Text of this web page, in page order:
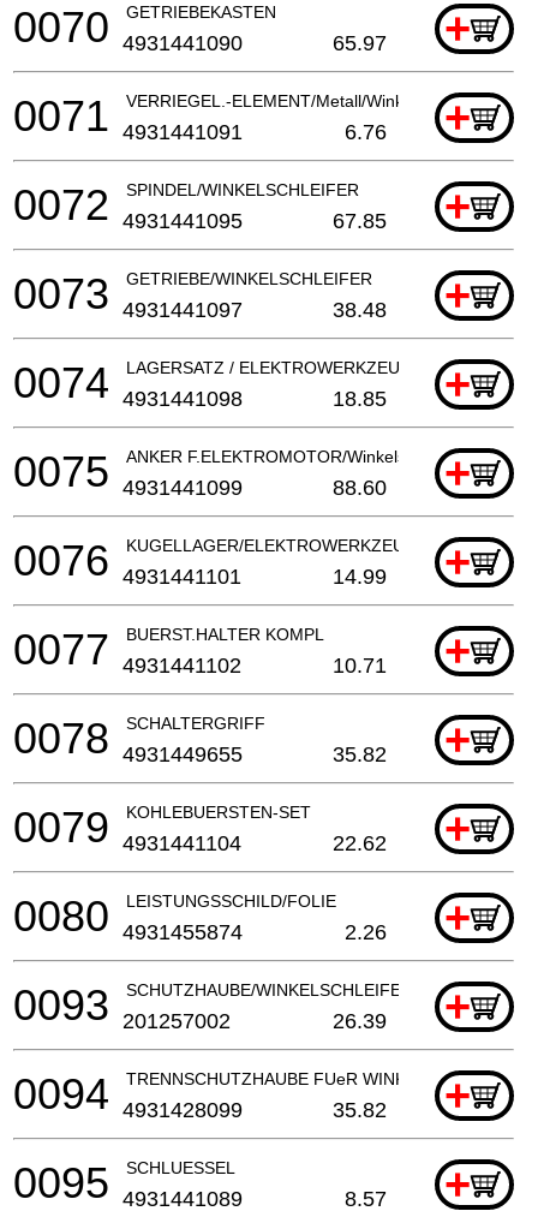
GETRIEBEKASTEN +
0070 4931441090 65.97
VERRIEGEL.-ELEMENT/Metall/Winkelschleife
+
0071 4931441091 6.76
SPINDEL/WINKELSCHLEIFER +
0072 4931441095 67.85
GETRIEBE/WINKELSCHLEIFER +
0073 4931441097 38.48
LAGERSATZ / ELEKTROWERKZEUG +
0074 4931441098 18.85
ANKER F.ELEKTROMOTOR/Winkelschleifer
+
0075 4931441099 88.60
KUGELLAGER/ELEKTROWERKZEUG +
0076 4931441101 14.99
BUERST.HALTER KOMPL +
0077 4931441102 10.71
SCHALTERGRIFF +
0078 4931449655 35.82
KOHLEBUERSTEN-SET +
0079 4931441104 22.62
LEISTUNGSSCHILD/FOLIE +
0080 4931455874 2.26
SCHUTZHAUBE/WINKELSCHLEIFER +
0093 201257002 26.39
TRENNSCHUTZHAUBE FUeR WINKELSCHLEIFER
+
0094 4931428099 35.82
SCHLUESSEL +
0095 4931441089 8.57